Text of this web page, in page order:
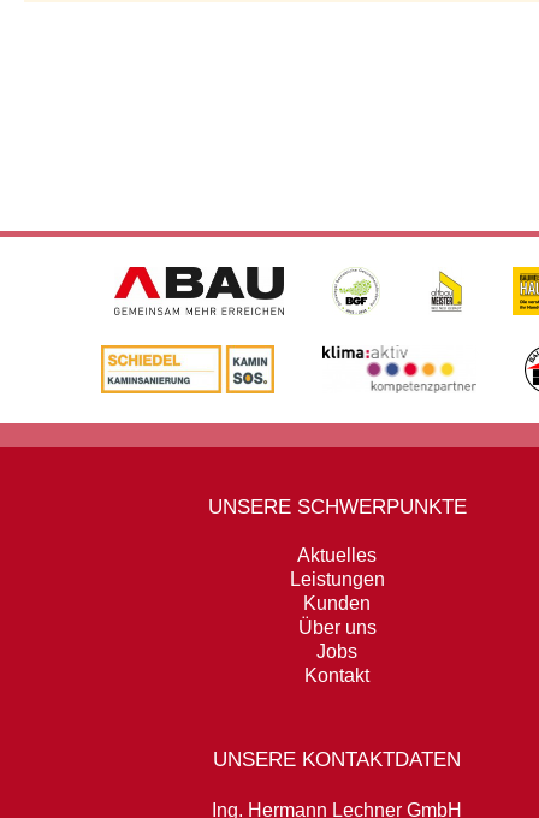
UNSERE SCHWERPUNKTE
Aktuelles
Leistungen
Kunden
Über uns
Jobs
Kontakt
UNSERE KONTAKTDATEN
Ing. Hermann Lechner GmbH